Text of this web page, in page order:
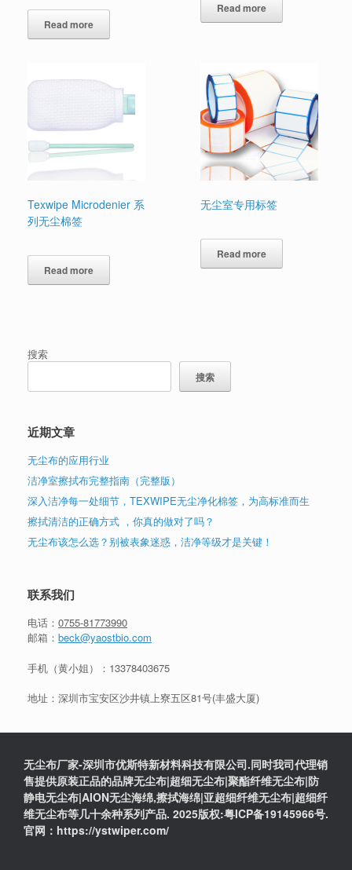
Read more
Read more
Texwipe Microdenier 系
列无尘棉签
Read more
无尘室专用标签
Read more
搜索
搜索
近期文章
无尘布的应用行业
洁净室擦拭布完整指南（完整版）
深入洁净每一处细节，TEXWIPE无尘净化棉签，为高标准而生
擦拭清洁的正确方式 ，你真的做对了吗？
无尘布该怎么选？别被表象迷惑，洁净等级才是关键！
联系我们
电话： 0755-81773990
邮箱： beck@yaostbio.com
手机（黄小姐）： 13378403675
地址：深圳市宝安区沙井镇上寮五区81号(丰盛大厦)
无尘布厂家-深圳市优斯特新材料科技有限公司.同时我司代理销
售提供原装正品的品牌无尘布|超细无尘布|聚酯纤维无尘布|防
静电无尘布|AION无尘海绵,擦拭海绵|亚超细纤维无尘布|超细纤
维无尘布等几十余种系列产品. 2025版权:粤ICP备19145966号.
官网：https://ystwiper.com/